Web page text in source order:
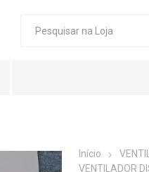
Início
VENTILADOR